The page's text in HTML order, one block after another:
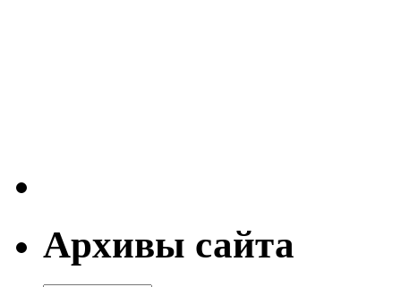
Архивы сайта